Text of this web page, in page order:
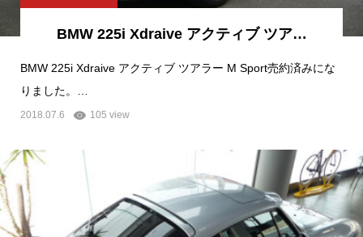
BMW 225i Xdraive アクティブ ツア…
BMW 225i Xdraive アクティブ ツアラー M Sport売約済みにな
りました。…
2018.07.6 105 view